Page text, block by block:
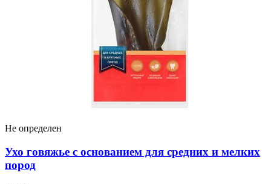
Не определен
Ухо говяжье с основанием для средних и мелких
пород